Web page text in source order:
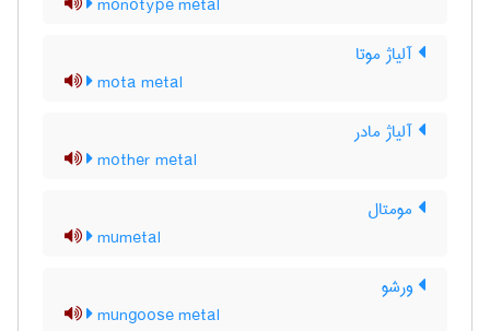
آلیاژ موتا
mota metal
آلیاژ مادر
mother metal
مومتال
mumetal
ورشو
mungoose metal